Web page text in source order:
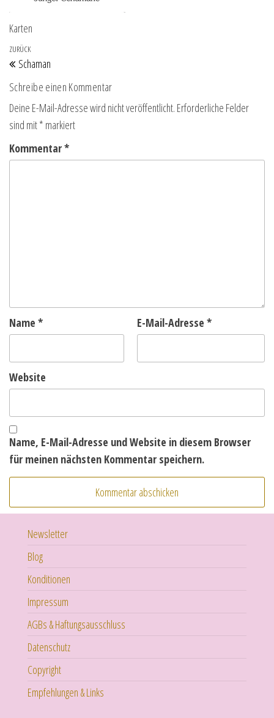
Karten
Beitragsnavigation
Vorheriger Beitrag
ZURÜCK
Schaman
Schreibe einen Kommentar
Deine E-Mail-Adresse wird nicht veröffentlicht. Erforderliche Felder
sind mit* markiert
Kommentar*
Name * E-Mail-Adresse *
Website
Name, E-Mail-Adresse und Website in diesem Browser
für meinen nächsten Kommentar speichern.
Newsletter
Blog
Konditionen
Impressum
AGBs & Haftungsausschluss
Datenschutz
Copyright
Empfehlungen & Links